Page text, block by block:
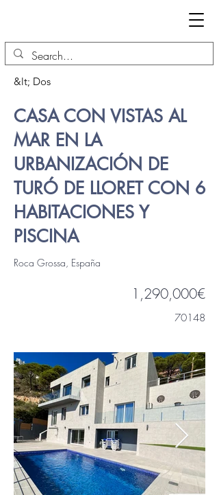
&lt; Dos
CASA CON VISTAS AL
MAR EN LA
URBANIZACIÓN DE
TURÓ DE LLORET CON 6
HABITACIONES Y
PISCINA
Roca Grossa, España
1,290,000€
70148